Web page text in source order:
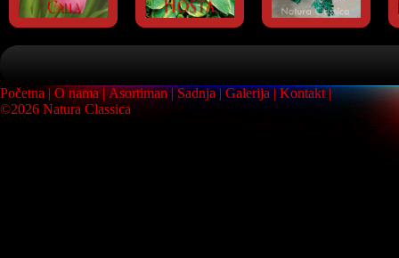
Početna O nama Asortiman Sadnja Galerija
Kontakt
©2026 Natura Classica